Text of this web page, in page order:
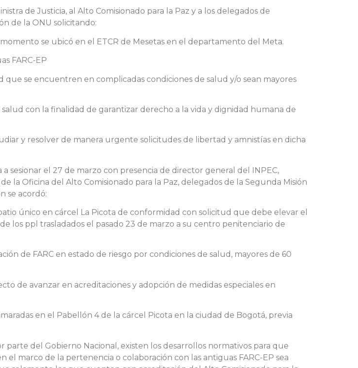
de Justicia, al Alto Comisionado para la Paz y a los delegados de
de la ONU solicitando:
se ubicó en el ETCR de Mesetas en el departamento del Meta.
FARC-EP
que se encuentren en complicadas condiciones de salud y/o sean mayores
con la finalidad de garantizar derecho a la vida y dignidad humana de
y resolver de manera urgente solicitudes de libertad y amnistías en dicha
sesionar el 27 de marzo con presencia de director general del INPEC,
la Oficina del Alto Comisionado para la Paz, delegados de la Segunda Misión
se acordó:
único en cárcel La Picota de conformidad con solicitud que debe elevar el
los ppl trasladados el pasado 23 de marzo a su centro penitenciario de
de FARC en estado de riesgo por condiciones de salud, mayores de 60
de avanzar en acreditaciones y adopción de medidas especiales en
en el Pabellón 4 de la cárcel Picota en la ciudad de Bogotá, previa
del Gobierno Nacional, existen los desarrollos normativos para que
marco de la pertenencia o colaboración con las antiguas FARC-EP sea